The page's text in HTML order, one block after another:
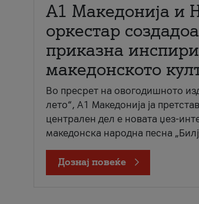
А1 Македонија и
оркестар
приказна
македонското
Во пресрет на овогодишното
лето“, А1 Македонија ја
централен дел е новата џез-
македонска народна песна
Дознај повеќе